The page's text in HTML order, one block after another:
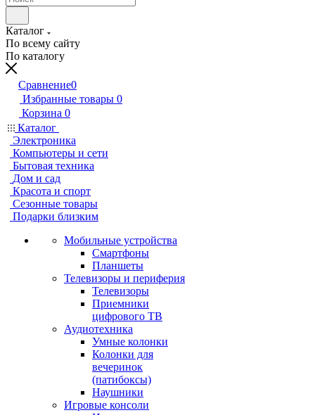
Каталог
По всему сайту
По каталогу
Сравнение0
Избранные товары 0
Корзина 0
Каталог
Электроника
Компьютеры и сети
Бытовая техника
Дом и сад
Красота и спорт
Сезонные товары
Подарки близким
Мобильные устройства
Смартфоны
Планшеты
Телевизоры и периферия
Телевизоры
Приемники
цифрового ТВ
Аудиотехника
Умные колонки
Колонки для
вечеринок
(патибоксы)
Наушники
Игровые консоли